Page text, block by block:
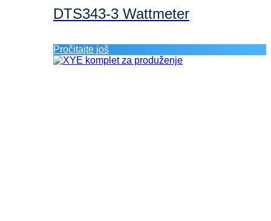
DTS343-3 Wattmeter
Pročitajte još